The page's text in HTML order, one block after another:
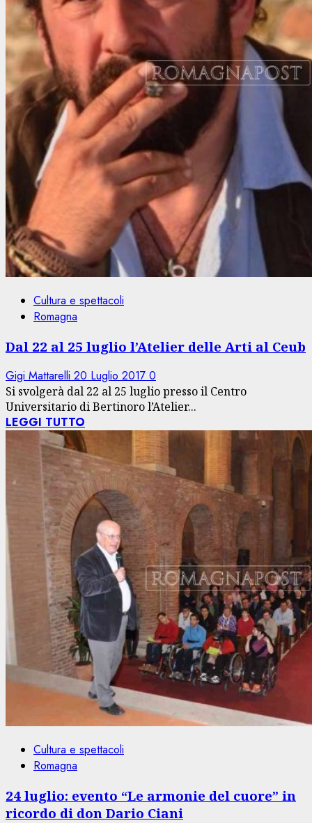
Cultura e spettacoli
Romagna
Dal 22 al 25 luglio l’Atelier delle Arti al Ceub
Gigi Mattarelli 20 Luglio 2017 0
Si svolgerà dal 22 al 25 luglio presso il Centro
Universitario di Bertinoro l’Atelier...
LEGGI TUTTO
Cultura e spettacoli
Romagna
24 luglio: evento “Le armonie del cuore” in
ricordo di don Dario Ciani